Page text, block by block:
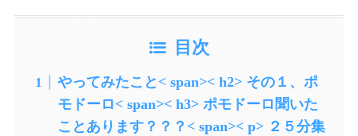
目次
やってみたこと< span>< h2> その１、ポ
モドーロ< span>< h3> ポモドーロ聞いた
ことあります？？？< span>< p> ２５分集